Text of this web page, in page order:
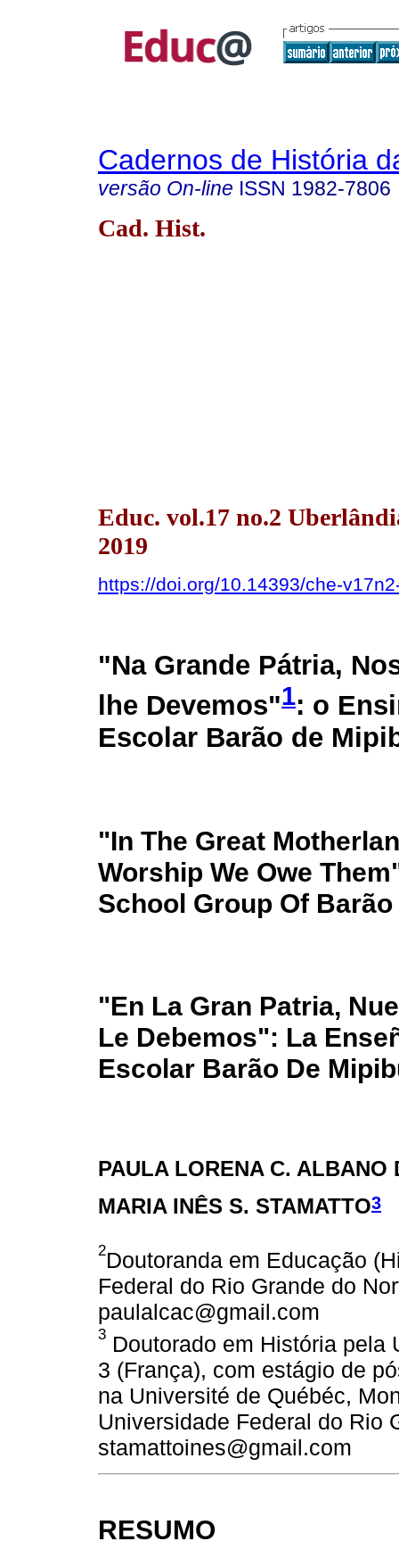
Cadernos de História
versão On-line ISSN 1982-7806
Cad. Hist.
Educ. vol.17 no.2
2019
https://doi.org/10.14393/che-
"Na Grande Pátria,
lhe Devemos"1: o
Escolar Barão de
"In The Great
Worship We Owe
School Group Of
"En La Gran Patria,
Le Debemos": La
Escolar Barão De
PAULA LORENA C. ALBANO
MARIA INÊS S. STAMATTO3
2Doutoranda em Educação
Federal do Rio Grande do
paulalcac@gmail.com
3 Doutorado em História pela
3 (França), com estágio de
na Université de Québéc,
Universidade Federal do Rio
stamattoines@gmail.com
RESUMO